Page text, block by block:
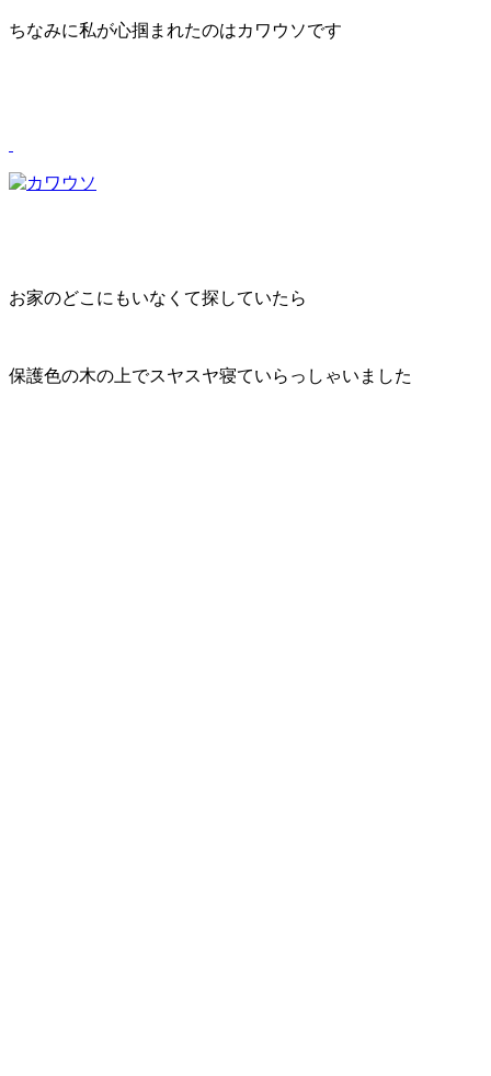
ちなみに私が心掴まれたのはカワウソです
お家のどこにもいなくて探していたら
保護色の木の上でスヤスヤ寝ていらっしゃいました